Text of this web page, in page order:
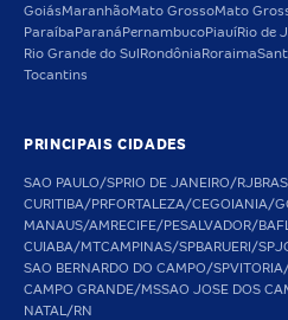
GoiásMaranhãoMato GrossoMato
Paraíba Paraná PernambucoPiauíRio de
Rio Grande do Sul Rondônia Roraima
Tocantins
PRINCIPAIS CIDADES
SAO PAULO/SPRIO DE JANEIRO/RJ
CURITIBA/PRFORTALEZA/CEGOIANIA/
MANAUS/AMRECIFE/PESALVADOR/BA
CUIABA/MTCAMPINAS/SPBARUERI/SP
SAO BERNARDO DO CAMPO/SP
CAMPO GRANDE/MSSAO JOSE DOS
NATAL/RN